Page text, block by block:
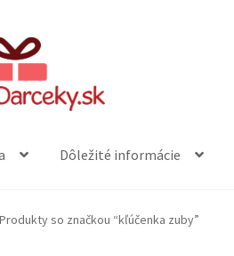
Dôležité informácie
Produkty so značkou “kľúčenka zuby”